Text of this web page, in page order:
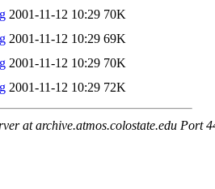
2001-11-12 10:29 70K
2001-11-12 10:29 69K
2001-11-12 10:29 70K
2001-11-12 10:29 72K
at archive.atmos.colostate.edu Port